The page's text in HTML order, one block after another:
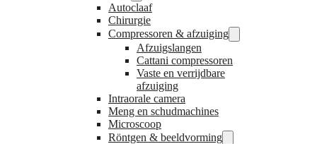
Autoclaaf
Chirurgie
Compressoren & afzuiging
Afzuigslangen
Cattani compressoren
Vaste en verrijdbare
afzuiging
Intraorale camera
Meng en schudmachines
Microscoop
Röntgen & beeldvorming